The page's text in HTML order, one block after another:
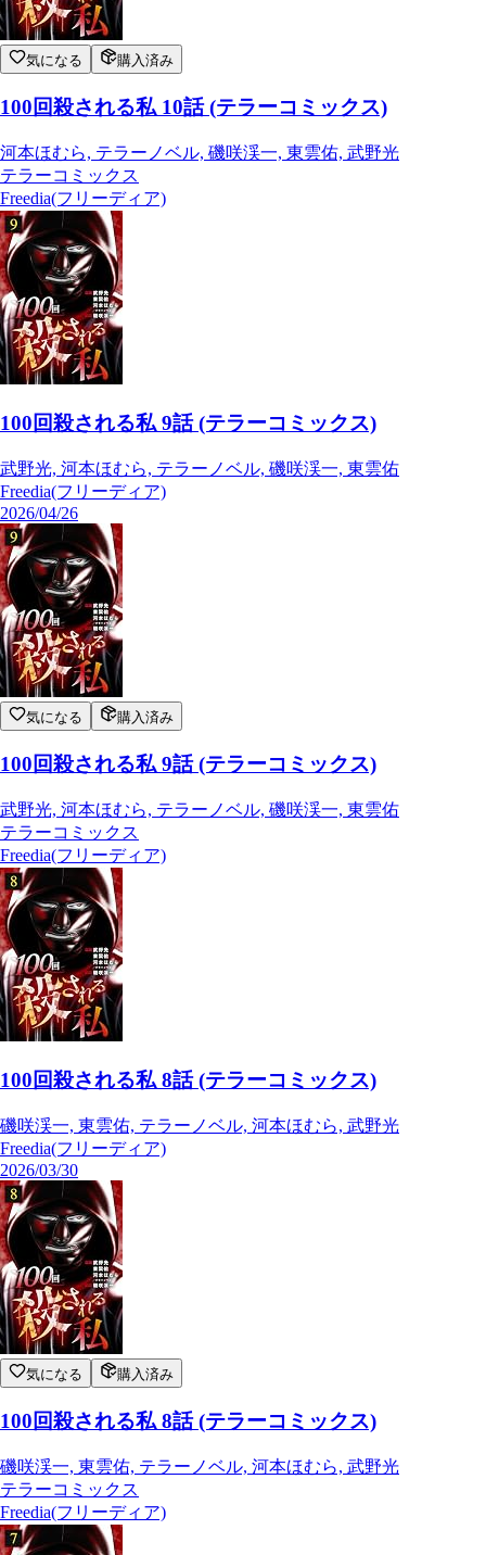
気になる 購入済み
100回殺される私 10話 (テラーコミックス)
河本ほむら, テラーノベル, 磯咲渓一, 東雲佑, 武野光
テラーコミックス
Freedia(フリーディア)
100回殺される私 9話 (テラーコミックス)
武野光, 河本ほむら, テラーノベル, 磯咲渓一, 東雲佑
Freedia(フリーディア)
2026/04/26
気になる 購入済み
100回殺される私 9話 (テラーコミックス)
武野光, 河本ほむら, テラーノベル, 磯咲渓一, 東雲佑
テラーコミックス
Freedia(フリーディア)
100回殺される私 8話 (テラーコミックス)
磯咲渓一, 東雲佑, テラーノベル, 河本ほむら, 武野光
Freedia(フリーディア)
2026/03/30
気になる 購入済み
100回殺される私 8話 (テラーコミックス)
磯咲渓一, 東雲佑, テラーノベル, 河本ほむら, 武野光
テラーコミックス
Freedia(フリーディア)